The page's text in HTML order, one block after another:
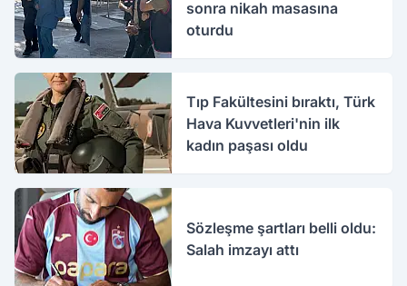
sonra nikah masasına
oturdu
Tıp Fakültesini bıraktı, Türk
Hava Kuvvetleri'nin ilk
kadın paşası oldu
Sözleşme şartları belli oldu:
Salah imzayı attı